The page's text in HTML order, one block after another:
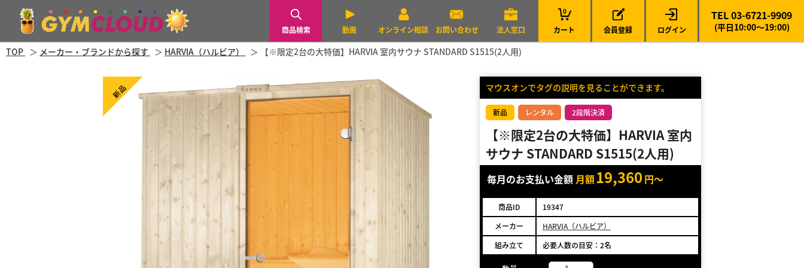
商品検索 動画 オンライン相談 お問い合わせ 法人窓口 カート
0
会員登録 ログイン
TEL 03-6721-9909
(平日10:00～19:00)
TOP メーカー・ブランドから探す HARVIA（ハルビア） 【※限定2台の大特価】HARVIA 室内サウナ STANDARD S1515(2人用)
新品 マウスオンでタグの説明を見ることができます。
新品 レンタル 2段階決済
【※限定2台の大特価】HARVIA 室内
サウナ STANDARD S1515(2人用)
毎月のお支払い金額 月額19,360 円～
商品ID
19347
メーカー
HARVIA（ハルビア）
組み立て
必要人数の目安：2名